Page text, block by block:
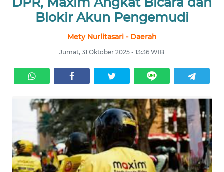
Blokir Akun Pengemudi
Mety Nurlitasari - Daerah
Jumat, 31 Oktober 2025 - 13:36 WIB
DAERAH
KRIMINAL
EKUIN
SAINS-TEKNO
KESEHATAN